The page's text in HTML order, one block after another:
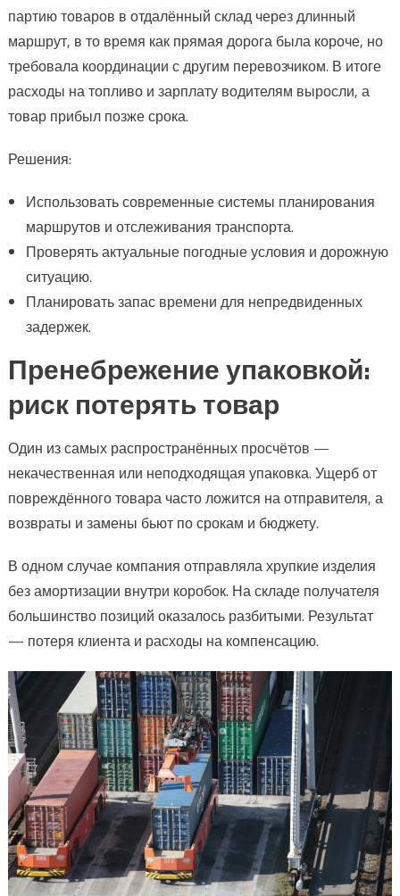
партию товаров в отдалённый склад через длинный
маршрут, в то время как прямая дорога была короче, но
требовала координации с другим перевозчиком. В итоге
расходы на топливо и зарплату водителям выросли, а
товар прибыл позже срока.
Решения:
Использовать современные системы планирования
маршрутов и отслеживания транспорта.
Проверять актуальные погодные условия и дорожную
ситуацию.
Планировать запас времени для непредвиденных
задержек.
Пренебрежение упаковкой:
риск потерять товар
Один из самых распространённых просчётов —
некачественная или неподходящая упаковка. Ущерб от
повреждённого товара часто ложится на отправителя, а
возвраты и замены бьют по срокам и бюджету.
В одном случае компания отправляла хрупкие изделия
без амортизации внутри коробок. На складе получателя
большинство позиций оказалось разбитыми. Результат
— потеря клиента и расходы на компенсацию.